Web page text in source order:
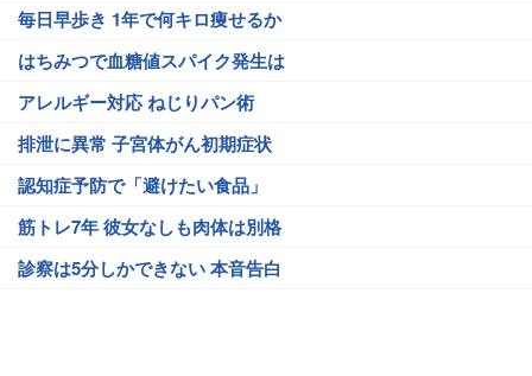
毎日早歩き 1年で何キロ痩せるか
はちみつで血糖値スパイク発生は
アレルギー対応 ねじりパン術
排泄に異常 子宮体がん初期症状
認知症予防で「避けたい食品」
筋トレ7年 彼女なしも肉体は別格
診察は5分しかできない 本音告白